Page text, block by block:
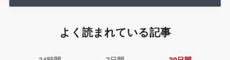
よく読まれている記事